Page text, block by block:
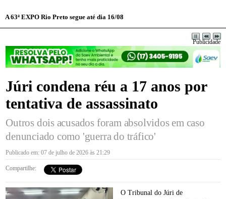
A 63ª EXPO Rio Preto segue até dia 16/08
Publicidade
Júri condena réu a 17 anos por
tentativa de assassinato
Outros dois acusados foram absolvidos em caso
denunciado como 'guerra do tráfico'
Publicado em: 07 de julho de 2026 às 21:29
Compartilhe:
O Tribunal do Júri de